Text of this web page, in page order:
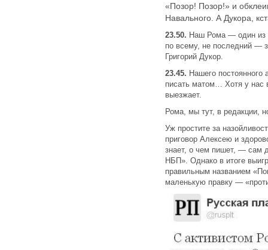
«Позор! Позор!» и
Навального. А Дукора,
23.50. Наш Рома — один из
по всему, не последний —
Григорий Дукор.
23.45. Нашего
писать матом… Хотя у нас
выезжает.
Рома, мы тут, в редакции,
Уж простите за
приговор Алексею и
знает, о чем пишет, — сам
НБП». Однако в итоге
правильным названием
маленькую правку —